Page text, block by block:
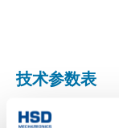
技术参数表